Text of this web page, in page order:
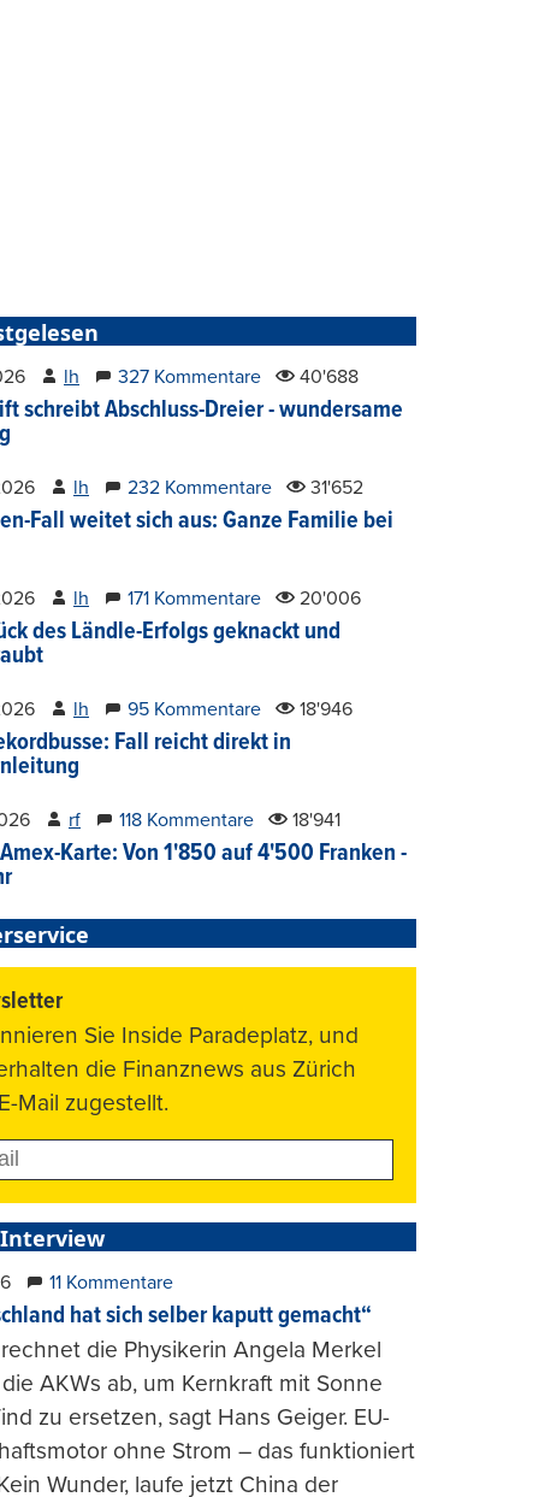
lh 327 Kommentare 40'688
schreibt Abschluss-Dreier - wundersame
lh 232 Kommentare 31'652
Fall weitet sich aus: Ganze Familie bei
lh 171 Kommentare 20'006
des Ländle-Erfolgs geknackt und
lh 95 Kommentare 18'946
Fall reicht direkt in
rf 118 Kommentare 18'941
Karte: Von 1'850 auf 4'500 Franken -
Sie Inside Paradeplatz, und
die Finanznews aus Zürich
Mail zugestellt.
11 Kommentare
hat sich selber kaputt gemacht“
die Physikerin Angela Merkel
AKWs ab, um Kernkraft mit Sonne
zu ersetzen, sagt Hans Geiger. EU-
ohne Strom – das funktioniert
Wunder, laufe jetzt China der